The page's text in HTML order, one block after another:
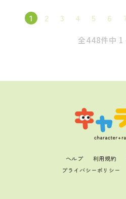
1 2 3 4 5 6
全448件中 1
ヘルプ 利用規約
プライバシーポリシー